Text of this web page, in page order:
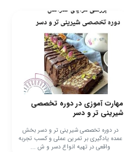
مهارت آموزی در دوره تخصصی
شیرینی تر و دسر
در دوره تخصصی شیرینی تر و دسر بخش
عمده یادگیری بر تمرین عملی و کسب تجربه
واقعی در تهیه انواع دسر و ش ...